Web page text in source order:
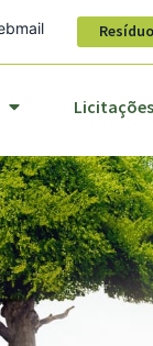
Licitações
Licitações